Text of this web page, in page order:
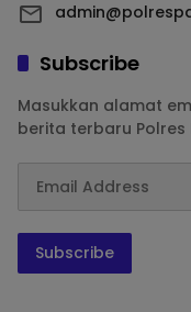
Subscribe
Masukkan alamat
berita terbaru Polres
Subscribe